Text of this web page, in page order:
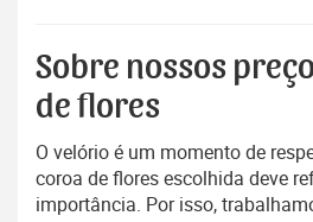
Sobre nossos
de flores
O velório é um momento de
coroa de flores escolhida deve
importância. Por isso,